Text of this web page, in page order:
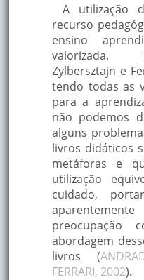
A utilização
recurso
ensino
valorizada.
Zylbersztajn e
tendo todas as
para a
não podemos
alguns
livros didáticos
metáforas e
utilização
cuidado,
abordagem
livros (
FERRARI, 2002).